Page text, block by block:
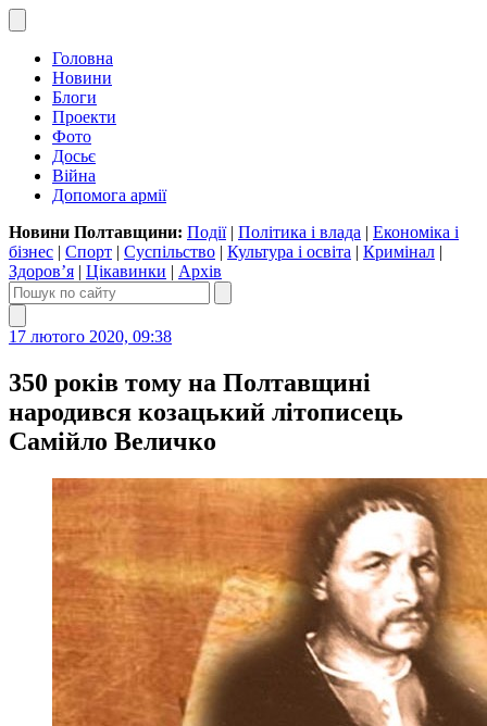
Головна
Новини
Блоги
Проекти
Фото
Досьє
Війна
Допомога армії
Новини Полтавщини: Події| Політика і влада | Економіка і
бізнес | Спорт | Суспільство | Культура і освіта | Кримінал |
Здоров’я | Цікавинки | Архів
17 лютого 2020, 09:38
350 років тому на Полтавщині
народився козацький літописець
Самійло Величко